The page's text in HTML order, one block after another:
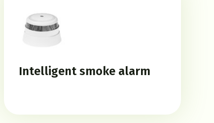
Intelligent smoke alarm